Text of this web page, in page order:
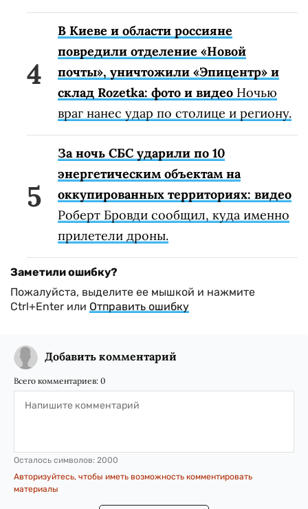
В Киеве и области россияне
повредили отделение «Новой
почты», уничтожили «Эпицентр» и
склад Rozetka: фото и видео Ночью
враг нанес удар по столице и региону.
За ночь СБС ударили по 10
энергетическим объектам на
оккупированных территориях: видео
Роберт Бровди сообщил, куда именно
прилетели дроны.
Заметили ошибку?
Пожалуйста, выделите ее мышкой и нажмите
Ctrl+Enter или Отправить ошибку
Добавить комментарий
Всего комментариев: 0
Осталось символов: 2000
Авторизуйтесь, чтобы иметь возможность комментировать
материалы